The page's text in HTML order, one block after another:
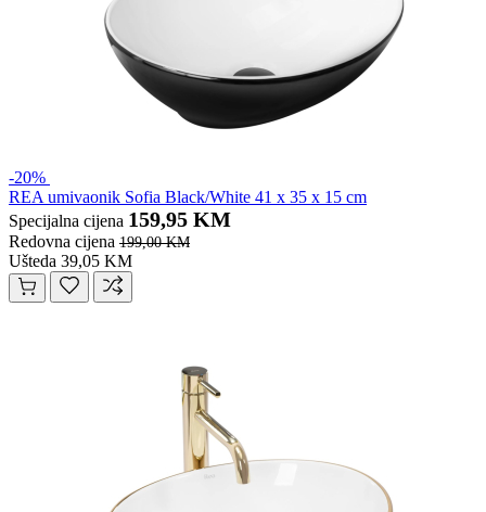
-20%
REA umivaonik Sofia Black/White 41 x 35 x 15 cm
Specijalna cijena 159,95 KM
Redovna cijena 199,00 KM
Ušteda 39,05 KM